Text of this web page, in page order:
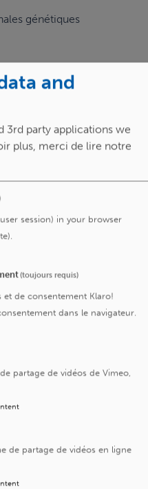
génétiques
de Louvain
- Néphrologie
catholique de
à Addenbrooke's
UK
la prise en charge
la dialyse à
et Home
suivi médical pré et
de Chef de
et
savantes
telles que
and
3rd party applications we
plus, merci de lire notre
session) in your browser
(toujours requis)
et de consentement Klaro!
dans le navigateur.
partage de vidéos de Vimeo,
de partage de vidéos en ligne